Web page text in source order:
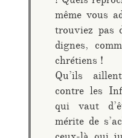
même vous
trouviez pas
dignes,
chrétiens !
Qu’ils
contre les
qui vaut
mérite de